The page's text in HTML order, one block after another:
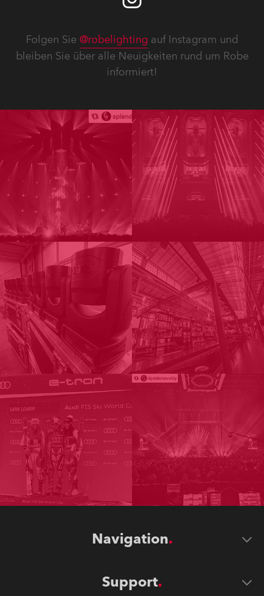
Folgen Sie @robelighting auf Instagram und
bleiben Sie über alle Neuigkeiten rund um Robe
informiert!
Navigation
Support